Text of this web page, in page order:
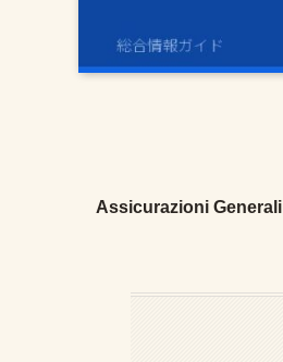
Assicurazioni Generali